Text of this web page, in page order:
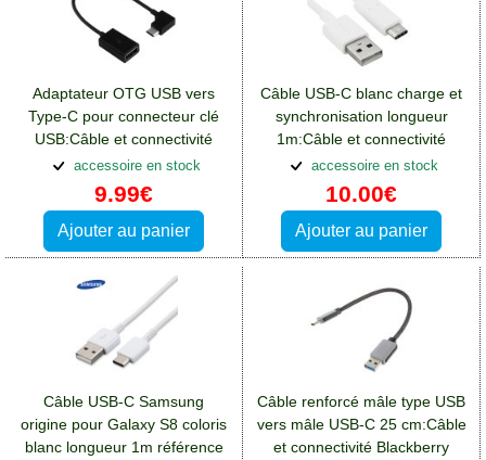
Adaptateur OTG USB vers
Type-C pour connecteur clé
USB:Câble et connectivité
Blackberry Key2
accessoire en stock
9.99€
Ajouter au panier
Câble USB-C blanc charge et
synchronisation longueur
1m:Câble et connectivité
Blackberry Key2
accessoire en stock
10.00€
Ajouter au panier
Câble USB-C Samsung
origine pour Galaxy S8 coloris
blanc longueur 1m référence
Câble renforcé mâle type USB
vers mâle USB-C 25 cm:Câble
et connectivité Blackberry